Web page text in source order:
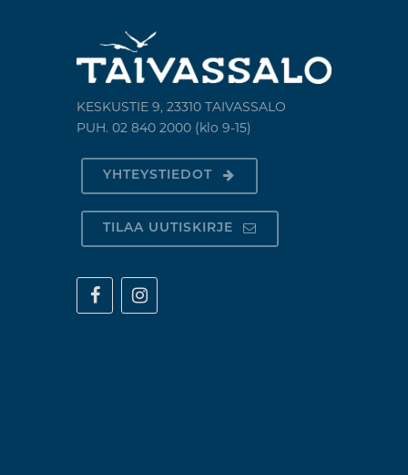
KESKUSTIE 9, 23310 TAIVASSALO
PUH. 02 840 2000 (klo 9-15)
YHTEYSTIEDOT
TILAA UUTISKIRJE